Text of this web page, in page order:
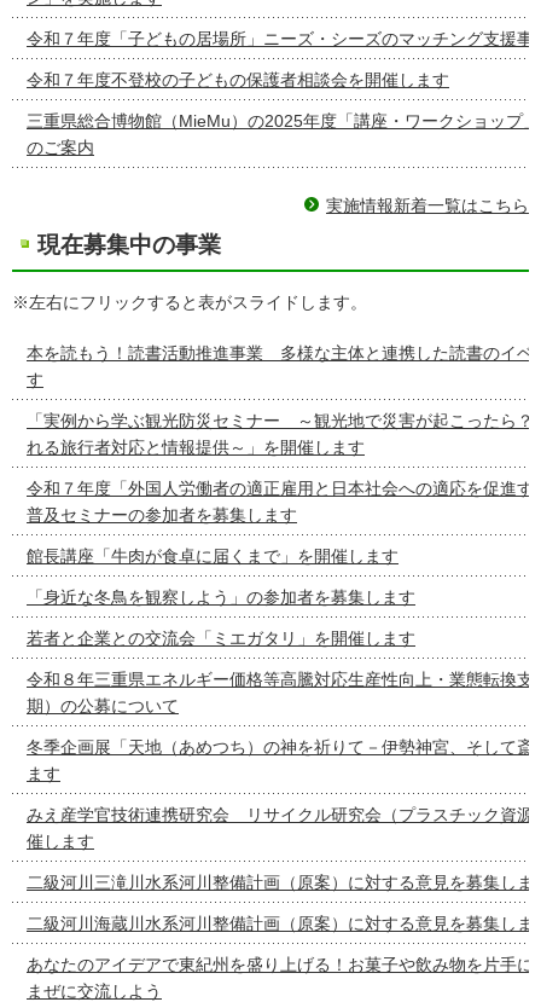
令和７年度「子どもの居場所」ニーズ・シーズのマッチング支援事
令和７年度不登校の子どもの保護者相談会を開催します
三重県総合博物館（MieMu）の2025年度「講座・ワークショップ
のご案内
実施情報新着一覧はこちら
現在募集中の事業
※左右にフリックすると表がスライドします。
本を読もう！読書活動推進事業 多様な主体と連携した読書のイベ
す
「実例から学ぶ観光防災セミナー ～観光地で災害が起こったら
れる旅行者対応と情報提供～」を開催します
令和７年度「外国人労働者の適正雇用と日本社会への適応を促進す
普及セミナーの参加者を募集します
館長講座「牛肉が食卓に届くまで」を開催します
「身近な冬鳥を観察しよう」の参加者を募集します
若者と企業との交流会「ミエガタリ」を開催します
令和８年三重県エネルギー価格等高騰対応生産性向上・業態転換支
期）の公募について
冬季企画展「天地（あめつち）の神を祈りて－伊勢神宮、そして斎
ます
みえ産学官技術連携研究会 リサイクル研究会（プラスチック資源
催します
二級河川三滝川水系河川整備計画（原案）に対する意見を募集しま
二級河川海蔵川水系河川整備計画（原案）に対する意見を募集しま
あなたのアイデアで東紀州を盛り上げる！お菓子や飲み物を片手に
まぜに交流しよう